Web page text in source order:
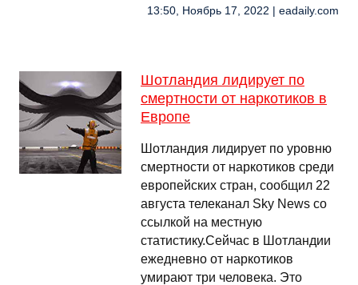
13:50, Ноябрь 17, 2022 | eadaily.com
Шотландия лидирует по
смертности от наркотиков в
Европе
Шотландия лидирует по уровню
смертности от наркотиков среди
европейских стран, сообщил 22
августа телеканал Sky News со
ссылкой на местную
статистику.Сейчас в Шотландии
ежедневно от наркотиков
умирают три человека. Это